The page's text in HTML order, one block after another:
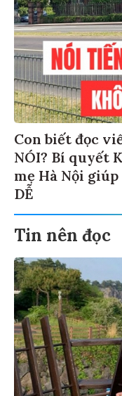
Con biết đọc
NÓI? Bí quyết
mẹ Hà Nội
DỄ
Tin nên đọc